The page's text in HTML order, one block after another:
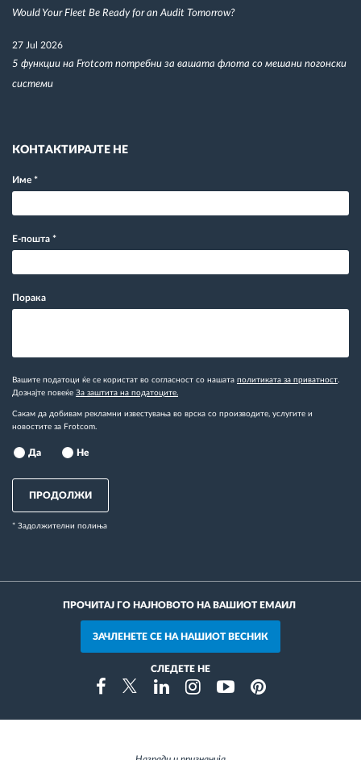
Would Your Fleet Be Ready for an Audit Tomorrow?
27 Jul 2026
5 функции на Frotcom потребни за вашата флота со мешани погонски
системи
КОНТАКТИРАЈТЕ НЕ
Име *
Е-пошта *
Порака
Вашите податоци ќе се користат во согласност со нашата политиката за приватност.
Дознајте повеќе За заштита на податоците.
Сакам да добивам рекламни известувања во врска со производите, услугите и
новостите за Frotcom.
Да Не
ПРОДОЛЖИ
* Задолжителни полиња
ПРОЧИТАЈ ГО НАЈНОВОТО НА ВАШИОТ ЕМАИЛ
ЗАЧЛЕНЕТЕ СЕ НА НАШИОТ ВЕСНИК
СЛЕДЕТЕ НЕ
FacebookTwitterLinkedinInstragramYoutubePinterest